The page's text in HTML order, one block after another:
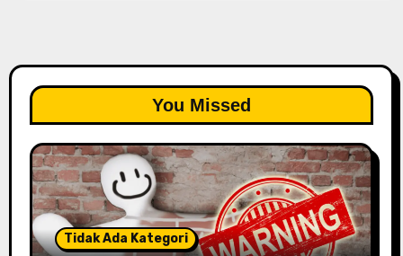
You Missed
Tidak Ada Kategori